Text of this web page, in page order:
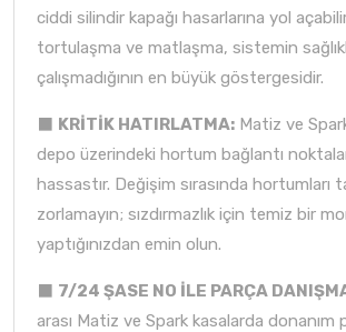
ciddi silindir kapağı hasarlarına yol
tortulaşma ve matlaşma, sistemin
çalışmadığının en büyük göstergesidir.
⬛ KRİTİK HATIRLATMA: Matiz ve
depo üzerindeki hortum bağlantı
hassastır. Değişim sırasında hortumları
zorlamayın; sızdırmazlık için temiz bir
yaptığınızdan emin olun.
⬛ 7/24 ŞASE NO İLE PARÇA
arası Matiz ve Spark kasalarda donanım